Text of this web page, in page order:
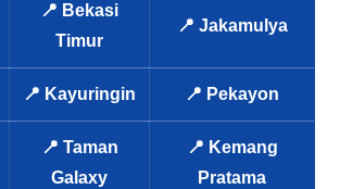
📍 Bekasi
Timur
📍 Jakamulya
📍 Kayuringin 📍 Pekayon
📍 Taman
Galaxy
📍 Kemang
Pratama